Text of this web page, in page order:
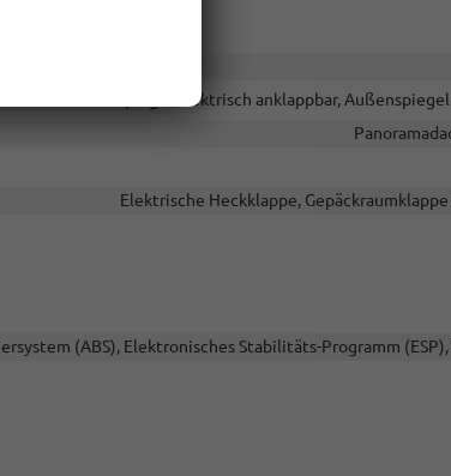
Außenspiegel elektrisch anklappbar,
Elektrische Heckklappe,
(ABS), Elektronisches Stabilitäts-Programm